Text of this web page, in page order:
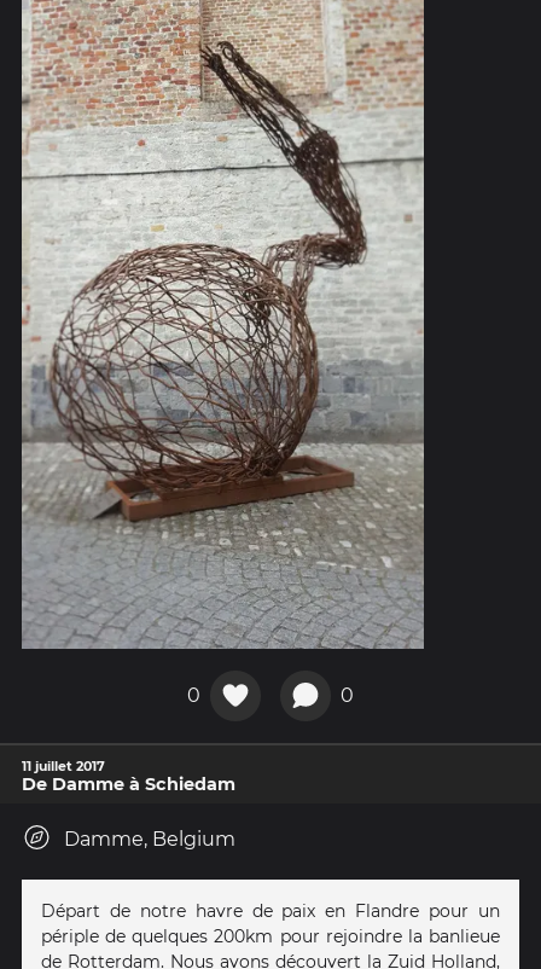
0 0
11 juillet 2017
De Damme à Schiedam
Damme, Belgium
Départ de notre havre de paix en Flandre pour un
périple de quelques 200km pour rejoindre la banlieue
de Rotterdam. Nous avons découvert la Zuid Holland,